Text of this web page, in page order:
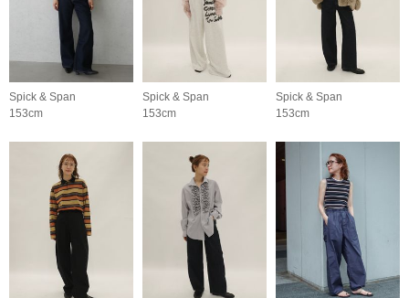
Spick & Span
153cm
Spick & Span
153cm
Spick & Span
153cm